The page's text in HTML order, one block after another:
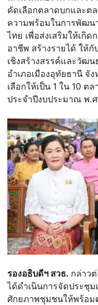
คัดเลือกตลาดบกและต
ความพร้อมในการพัฒน
ไทย เพื่อส่งเสริมให้เกิด
อาชีพ สร้างรายได้ ให้
เชิงสร้างสรรค์และวัฒ
อำเภอเมืองอุทัยธานี จั
เลือกให้เป็น 1 ใน 10
ประจำปีงบประมาณ พ.
รองอธิบดีฯ สวธ. กล่าว
ได้ดำเนินการจัดประชุ
ศักยภาพชุมชนให้พร้อม